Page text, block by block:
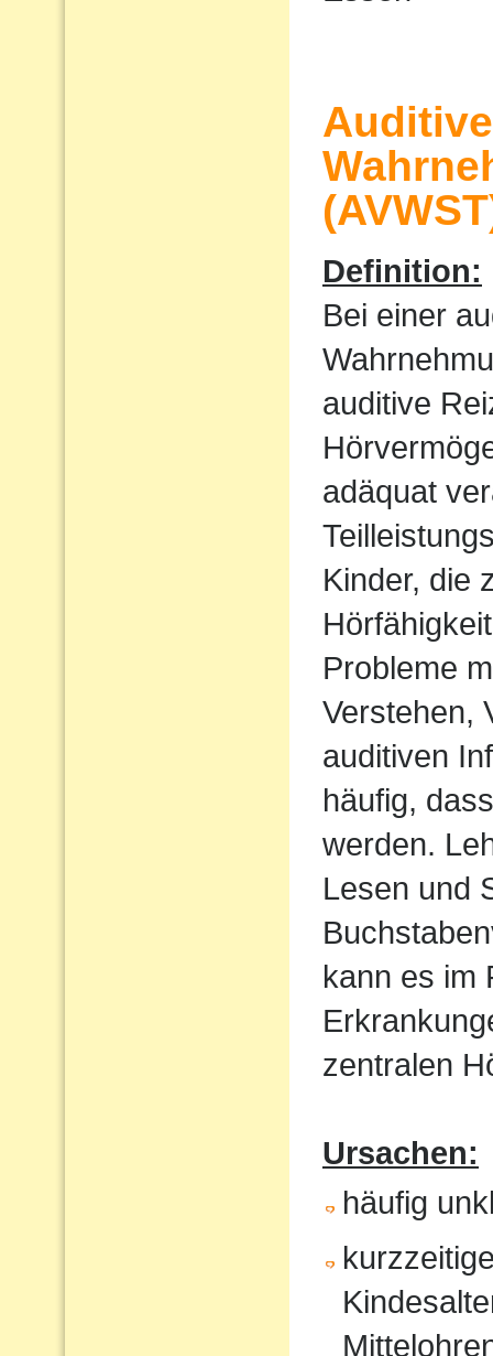
Definition:
Bei einer
auditive
adäquat
Kinder, die
Probleme
Verstehen,
auditiven
häufig,
werden.
Lesen und
kann es im
zentralen
Ursachen:
häufig